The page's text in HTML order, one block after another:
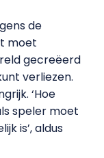
de
moet
gecreëerd
verliezen.
‘Hoe
speler moet
is’, aldus